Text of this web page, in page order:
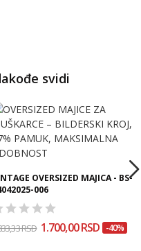
svidi
OVERSIZED MAJICA - BS-
006
RSD 1.700,00 RSD -40%